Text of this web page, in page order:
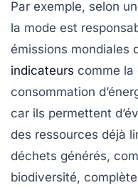
Par exemple, selon
la mode est
émissions mondiales
indicateurs comme la
consommation
car ils permettent
des ressources déjà
déchets générés,
biodiversité,